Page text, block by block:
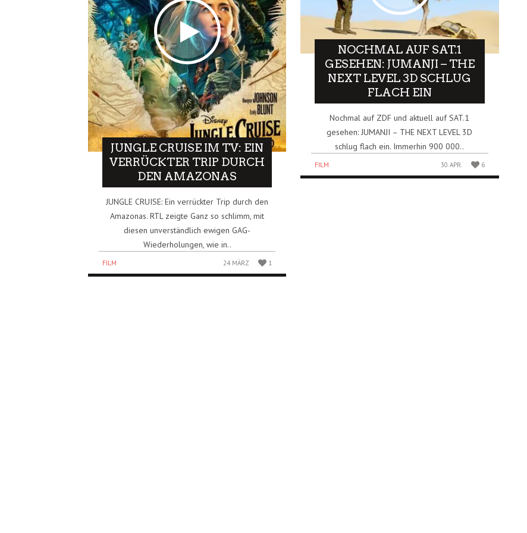
JUNGLE CRUISE IM TV: EIN
VERRÜCKTER TRIP DURCH
DEN AMAZONAS
JUNGLE CRUISE: Ein verrückter Trip durch den
Amazonas. RTL zeigte Ganz so schlimm, mit
diesen unverständlich ewigen GAG-
Wiederholungen, wie in..
FILM 24 MÄRZ 1
NOCHMAL AUF SAT.1
GESEHEN: JUMANJI – THE
NEXT LEVEL 3D SCHLUG
FLACH EIN
Nochmal auf ZDF und aktuell auf SAT.1
gesehen: JUMANJI – THE NEXT LEVEL 3D
schlug flach ein. Immerhin 900 000..
FILM 30 APR. 6